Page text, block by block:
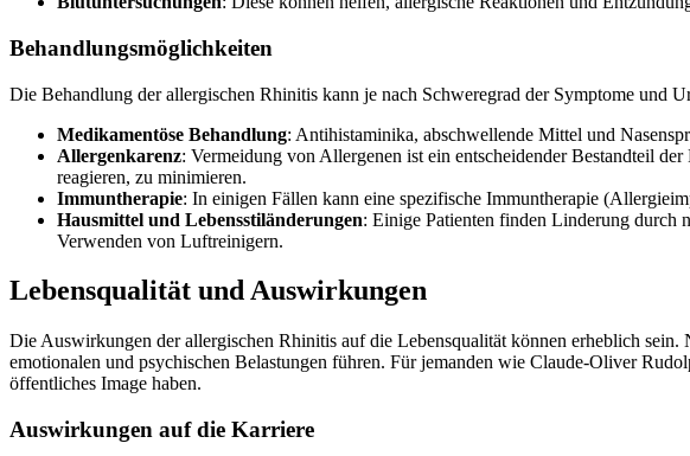
Behandlungsmöglichkeiten
Die Behandlung der allergischen Rhinitis kann je nach Schweregrad der Symptome und
Medikamentöse Behandlung: Antihistaminika, abschwellende Mittel und
Allergenkarenz: Vermeidung von Allergenen ist ein entscheidender Bestandteil
reagieren, zu minimieren.
Immuntherapie: In einigen Fällen kann eine spezifische Immuntherapie
Hausmittel und Lebensstiländerungen: Einige Patienten finden Linderung durch
Verwenden von Luftreinigern.
Lebensqualität und Auswirkungen
Die Auswirkungen der allergischen Rhinitis auf die Lebensqualität können erheblich
emotionalen und psychischen Belastungen führen. Für jemanden wie Claude-Oliver
öffentliches Image haben.
Auswirkungen auf die Karriere